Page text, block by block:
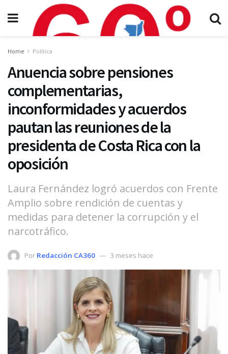
Home Política
Anuencia sobre pensiones
complementarias,
inconformidades y acuerdos
pautan las reuniones de la
presidenta de Costa Rica con la
oposición
Laura Fernández logró acuerdos con Frente
Amplio sobre rendición de cuentas y
medidas para detener la corrupción y el
narcotráfico.
Por Redacción CA360 3 meses hace